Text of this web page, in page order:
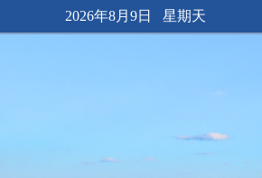
2026年8月9日 星期天